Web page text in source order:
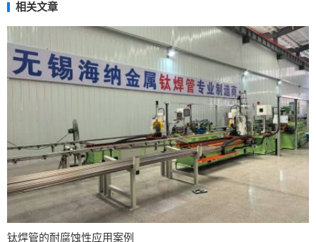
相关文章
钛焊管的耐腐蚀性应用案例